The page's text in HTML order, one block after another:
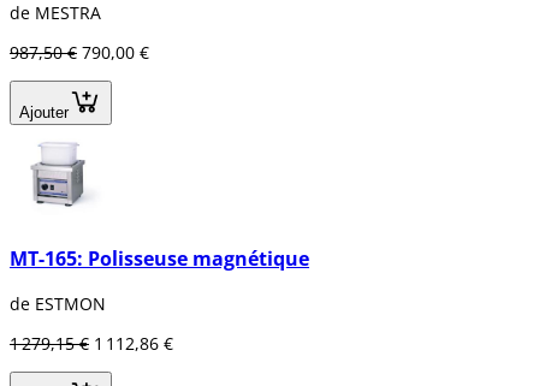
de MESTRA
987,50 € 790,00 €
Ajouter
MT-165: Polisseuse magnétique
de ESTMON
1 279,15 € 1 112,86 €